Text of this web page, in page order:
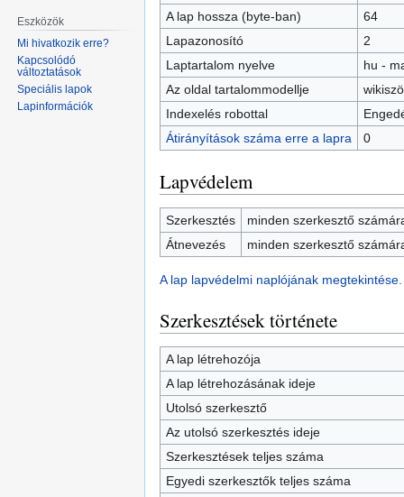
A lap hossza (byte-ban)
64
Lapazonosító
2
Laptartalom nyelve
hu -
Az oldal tartalommodellje
Indexelés robottal
Átirányítások száma erre a lapra
0
Lapvédelem
Szerkesztés
minden szerkesztő
Átnevezés
minden szerkesztő
A lap lapvédelmi naplójának megtekintése.
Szerkesztések története
A lap létrehozója
A lap létrehozásának ideje
Utolsó szerkesztő
Az utolsó szerkesztés ideje
Szerkesztések teljes száma
Egyedi szerkesztők teljes száma
Eszközök
Mi hivatkozik erre?
Kapcsolódó
változtatások
Speciális lapok
Lapinformációk